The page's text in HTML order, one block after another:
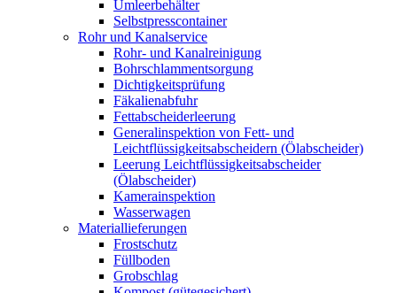
Umleerbehälter
Selbstpresscontainer
Rohr und Kanalservice
Rohr- und Kanalreinigung
Bohrschlammentsorgung
Dichtigkeitsprüfung
Fäkalienabfuhr
Fettabscheiderleerung
Generalinspektion von Fett- und
Leichtflüssigkeitsabscheidern (Ölabscheider)
Leerung Leichtflüssigkeitsabscheider
(Ölabscheider)
Kamerainspektion
Wasserwagen
Materiallieferungen
Frostschutz
Füllboden
Grobschlag